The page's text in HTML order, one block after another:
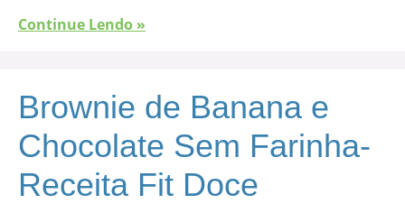
Continue Lendo »
Brownie de Banana e
Chocolate Sem Farinha-
Receita Fit Doce